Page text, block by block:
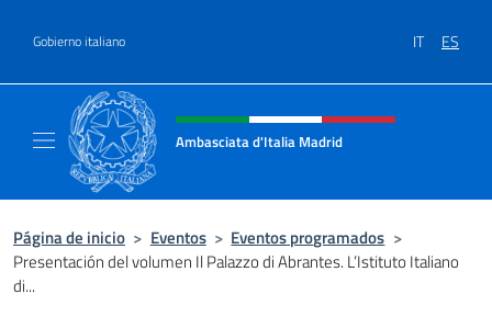
Gobierno italiano IT ES
Encabezado del sitio web,
Ambasciata d'Italia Madrid
Página de inicio > Eventos > Eventos programados >
Presentación del volumen Il Palazzo di Abrantes. L’Istituto Italiano
di...